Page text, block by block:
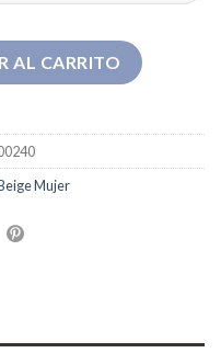
AL CARRITO
Mujer